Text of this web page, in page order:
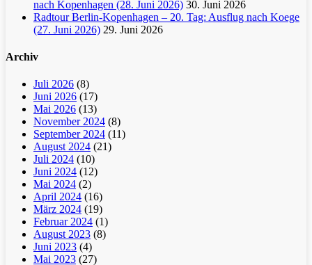
nach Kopenhagen (28. Juni 2026) 30. Juni 2026
Radtour Berlin-Kopenhagen – 20. Tag: Ausflug nach Koege
(27. Juni 2026) 29. Juni 2026
Archiv
Juli 2026 (8)
Juni 2026 (17)
Mai 2026 (13)
November 2024 (8)
September 2024 (11)
August 2024 (21)
Juli 2024 (10)
Juni 2024 (12)
Mai 2024 (2)
April 2024 (16)
März 2024 (19)
Februar 2024 (1)
August 2023 (8)
Juni 2023 (4)
Mai 2023 (27)